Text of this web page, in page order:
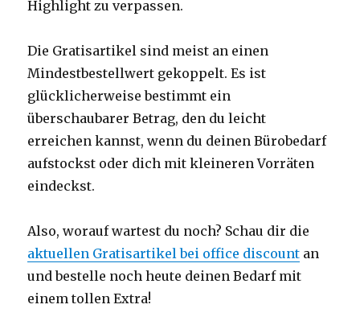
Highlight zu verpassen.
Die Gratisartikel sind meist an einen
Mindestbestellwert gekoppelt. Es ist
glücklicherweise bestimmt ein
überschaubarer Betrag, den du leicht
erreichen kannst, wenn du deinen Bürobedarf
aufstockst oder dich mit kleineren Vorräten
eindeckst.
Also, worauf wartest du noch? Schau dir die
aktuellen Gratisartikel bei office discount an
und bestelle noch heute deinen Bedarf mit
einem tollen Extra!